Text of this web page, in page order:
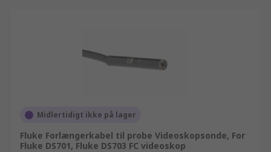
Midlertidigt ikke på lager
Fluke Forlængerkabel til probe Videoskopsonde, For
Fluke DS701, Fluke DS703 FC videoskop